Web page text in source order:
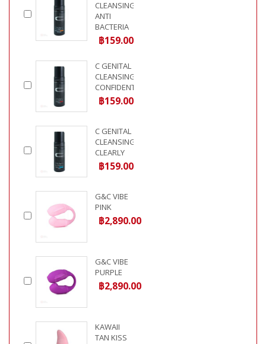
CLEANSING
ANTI
BACTERIA
฿159.00
C GENITAL
CLEANSING
CONFIDENT
฿159.00
C GENITAL
CLEANSING
CLEARLY
฿159.00
G&C VIBE
PINK
฿2,890.00
G&C VIBE
PURPLE
฿2,890.00
KAWAII
TAN KISS